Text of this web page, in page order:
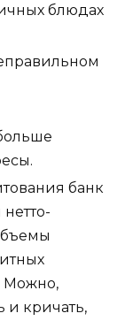
блюдах
банк
Можно,
и кричать,